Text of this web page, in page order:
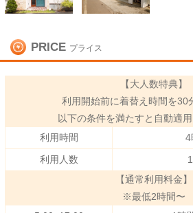
PRICE プライス
【大人数特典】
利用開始前に着替え時間を30
以下の条件を満たすと自動適用
利用時間
4
利用人数
【通常利用料金】
※最低2時間〜